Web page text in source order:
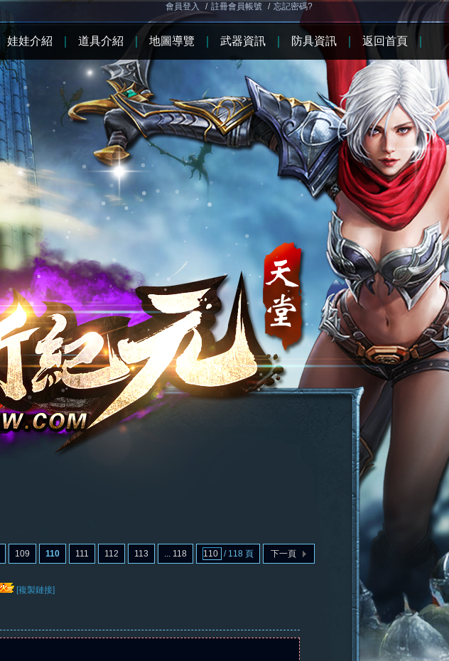
會員登入 / 註冊會員帳號 / 忘記密碼?
109 110 111 112 113 ... 118 / 118 頁 下一頁
[複製鏈接]